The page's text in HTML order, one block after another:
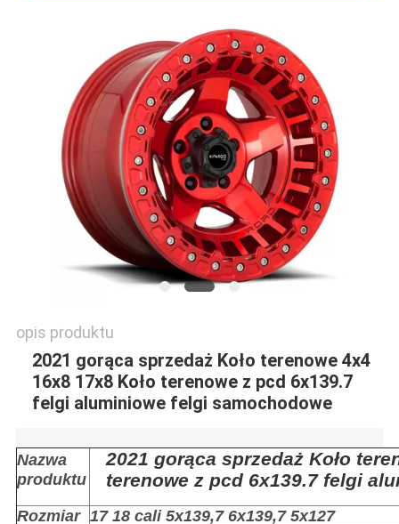
PRIVACY
POLICY
opis produktu
2021 gorąca sprzedaż Koło terenowe 4x4
16x8 17x8 Koło terenowe z pcd 6x139.7
felgi aluminiowe felgi samochodowe
Nazwa
produktu
2021 gorąca sprzedaż Koło
terenowe z pcd 6x139.7 felgi
Rozmiar 17 18 cali 5x139,7 6x139,7 5x127